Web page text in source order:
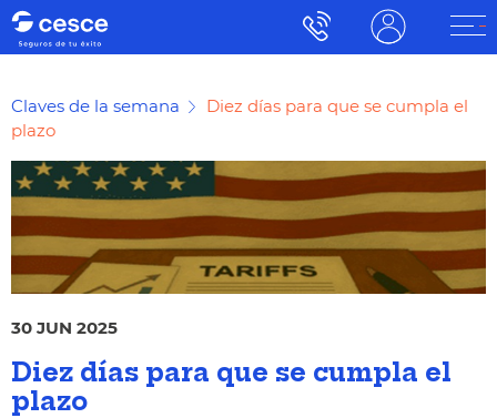
Claves de la semana
Diez días para que se cumpla el
plazo
30 JUN 2025
Diez días para que se cumpla el
plazo